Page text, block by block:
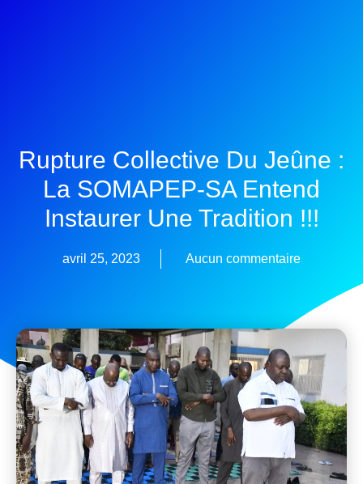
Rupture Collective Du Jeûne :
La SOMAPEP-SA Entend
Instaurer Une Tradition !!!
avril 25, 2023 Aucun commentaire